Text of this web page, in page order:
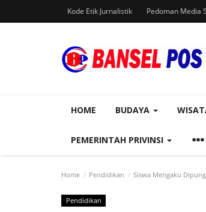
Kode Etik Jurnalistik Pedoman Media
HOME BUDAYA
PEMERINTAH PRIVINSI
Home Pendidikan Siswa Mengaku
Pendidikan